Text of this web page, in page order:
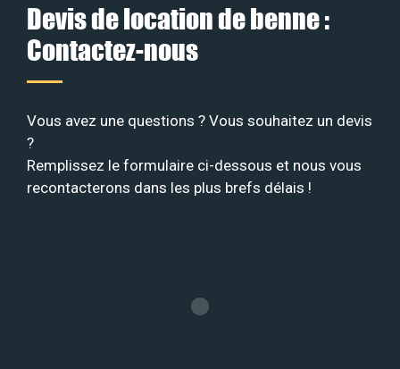
Devis de location de benne :
Contactez-nous
Vous avez une questions ? Vous souhaitez un devis
?
Remplissez le formulaire ci-dessous et nous vous
recontacterons dans les plus brefs délais !